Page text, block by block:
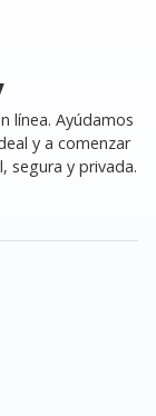
línea. Ayúdamos
y a comenzar
segura y privada.